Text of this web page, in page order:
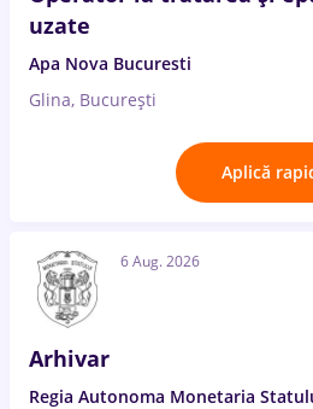
uzate
Apa Nova Bucuresti
Glina, București
Aplică
6 Aug. 2026
Arhivar
Regia Autonoma Monetaria